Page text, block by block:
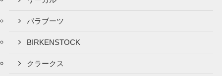
パラブーツ
BIRKENSTOCK
クラークス